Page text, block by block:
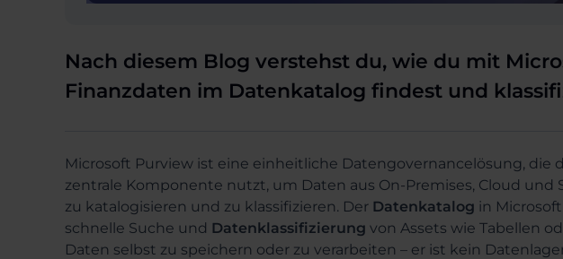
Nach diesem Blog verstehst du, wie du mit
Finanzdaten im Datenkatalog findest und
Microsoft Purview ist eine einheitliche Datengovernancelösung, die
zentrale Komponente nutzt, um Daten aus On-Premises, Cloud und
zu katalogisieren und zu klassifizieren. Der Datenkatalog in
schnelle Suche und Datenklassifizierung von Assets wie Tabellen
Daten selbst zu speichern oder zu verarbeiten – er ist kein